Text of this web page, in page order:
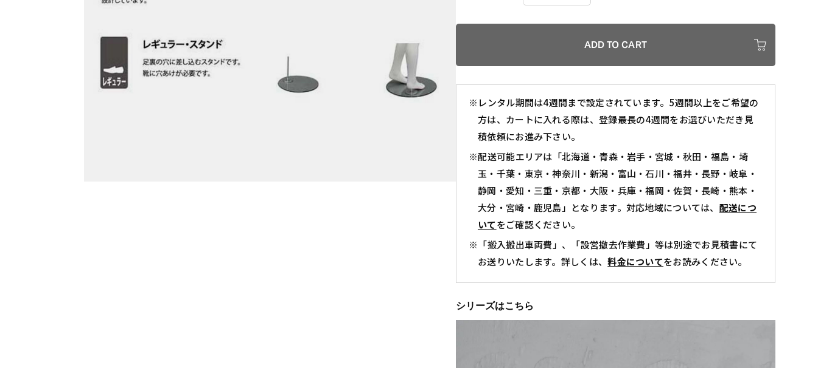
ニ
エ
キ
ッ
ズ
マ
ネ
キ
ン
ボ
ー
イ
ズ
タ
イ
160cm
ADD TO CART
カートに入れる
※レンタル期間は4週間まで設定されています。5週間以上をご希望の
方は、カートに入れる際は、登録最長の4週間をお選びいただき見
積依頼にお進み下さい。
※配送可能エリアは「北海道・青森・岩手・宮城・秋田・福島・埼
玉・千葉・東京・神奈川・新潟・富⼭・石川・福井・⻑野・岐阜・
静岡・愛知・三重・京都・大阪・兵庫・福岡・佐賀・長崎・熊本・
大分・宮崎・鹿児島」となります。対応地域については、 配送につ
いてをご確認ください。
※「搬入搬出車両費」、「設営撤去作業費」等は別途でお見積書にて
お送りいたします。詳しくは、料金についてをお読みください。
シリーズはこちら